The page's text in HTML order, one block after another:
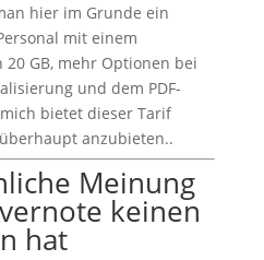
hier im Grunde ein
mit einem
GB, mehr Optionen bei
und dem PDF-
bietet dieser Tarif
anzubieten..
Meinung
keinen
hat